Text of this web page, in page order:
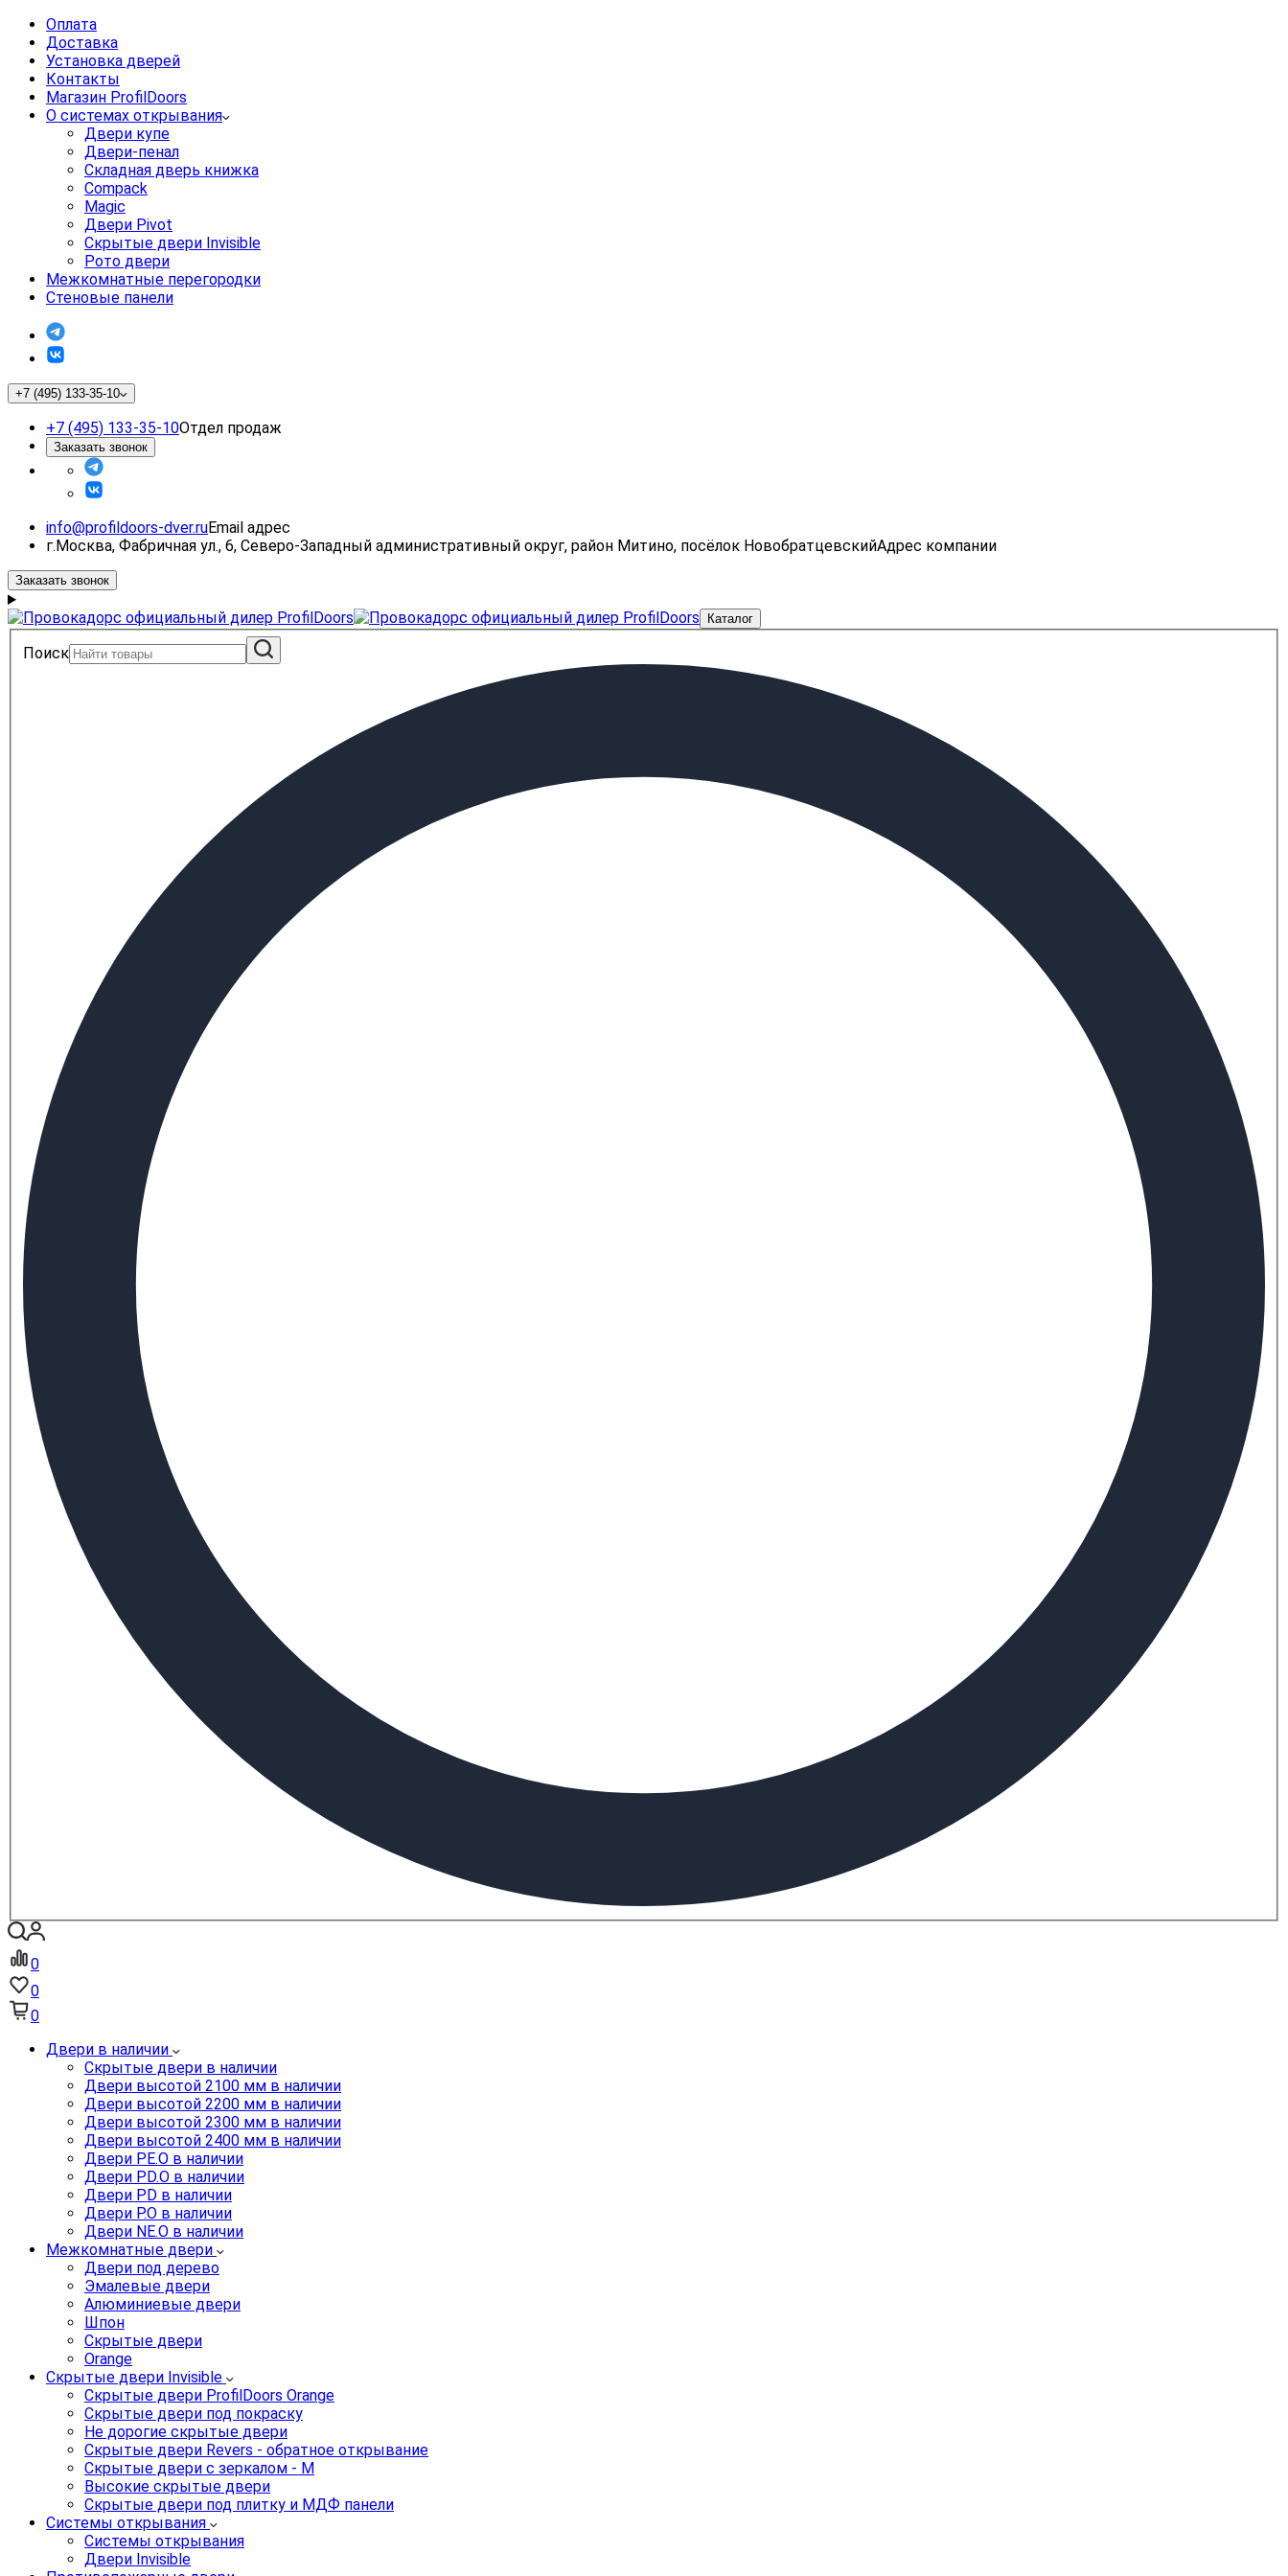
Оплата
Доставка
Установка дверей
Контакты
Магазин ProfilDoors
О системах открывания
Двери купе
Двери-пенал
Складная дверь книжка
Compack
Magic
Двери Pivot
Скрытые двери Invisible
Рото двери
Межкомнатные перегородки
Стеновые панели
+7 (495) 133-35-10
+7 (495) 133-35-10Отдел продаж
Заказать звонок
info@profildoors-dver.ruEmail адрес
г.Москва, Фабричная ул., 6, Северо-Западный административный округ, район Митино, посёлок НовобратцевскийАдрес компании
Заказать звонок
Каталог
Поиск
0
0
0
Двери в наличии
Скрытые двери в наличии
Двери высотой 2100 мм в наличии
Двери высотой 2200 мм в наличии
Двери высотой 2300 мм в наличии
Двери высотой 2400 мм в наличии
Двери PE.O в наличии
Двери PD.O в наличии
Двери PD в наличии
Двери P.O в наличии
Двери NE.O в наличии
Межкомнатные двери
Двери под дерево
Эмалевые двери
Алюминиевые двери
Шпон
Скрытые двери
Orange
Скрытые двери Invisible
Скрытые двери ProfilDoors Orange
Скрытые двери под покраску
Не дорогие скрытые двери
Скрытые двери Revers - обратное открывание
Скрытые двери с зеркалом - M
Высокие скрытые двери
Скрытые двери под плитку и МДФ панели
Системы открывания
Системы открывания
Двери Invisible